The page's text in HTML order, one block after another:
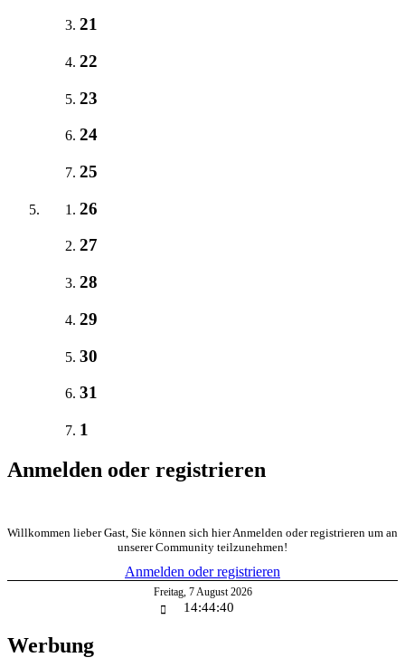
21
22
23
24
25
26
27
28
29
30
31
1
Anmelden oder registrieren
Willkommen lieber Gast, Sie können sich hier Anmelden oder registrieren um an
unserer Community teilzunehmen!
Anmelden oder registrieren
Freitag, 7August 2026
14:44:40
Werbung